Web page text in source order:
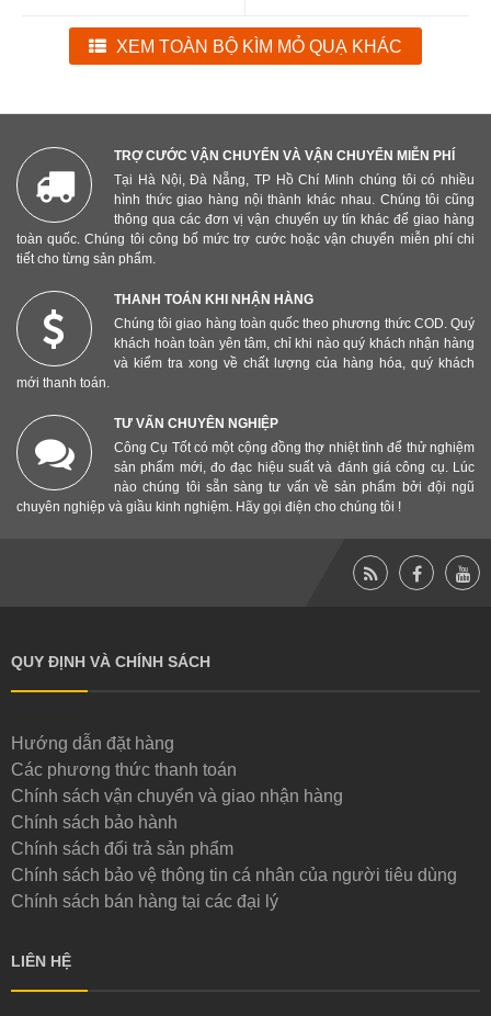
XEM TOÀN BỘ KÌM MỎ QUẠ KHÁC
TRỢ CƯỚC VẬN CHUYỂN VÀ VẬN CHUYỂN MIỄN PHÍ
Tại Hà Nội, Đà Nẵng, TP Hồ Chí Minh chúng tôi có nhiều
hình thức giao hàng nội thành khác nhau. Chúng tôi cũng
thông qua các đơn vị vận chuyển uy tín khác để giao hàng
toàn quốc. Chúng tôi công bố mức trợ cước hoặc vận chuyển miễn phí chi
tiết cho từng sản phẩm.
THANH TOÁN KHI NHẬN HÀNG
Chúng tôi giao hàng toàn quốc theo phương thức COD. Quý
khách hoàn toàn yên tâm, chỉ khi nào quý khách nhận hàng
và kiểm tra xong về chất lượng của hàng hóa, quý khách
mới thanh toán.
TƯ VẤN CHUYÊN NGHIỆP
Công Cụ Tốt có một cộng đồng thợ nhiệt tình để thử nghiệm
sản phẩm mới, đo đạc hiệu suất và đánh giá công cụ. Lúc
nào chúng tôi sẵn sàng tư vấn về sản phẩm bởi đội ngũ
chuyên nghiệp và giầu kinh nghiệm. Hãy gọi điện cho chúng tôi !
QUY ĐỊNH VÀ CHÍNH SÁCH
Hướng dẫn đặt hàng
Các phương thức thanh toán
Chính sách vận chuyển và giao nhận hàng
Chính sách bảo hành
Chính sách đổi trả sản phẩm
Chính sách bảo vệ thông tin cá nhân của người tiêu dùng
Chính sách bán hàng tại các đại lý
LIÊN HỆ